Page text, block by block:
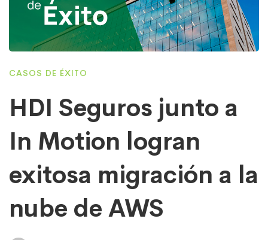
CASOS DE ÉXITO
HDI Seguros junto a
In Motion logran
exitosa migración a la
nube de AWS